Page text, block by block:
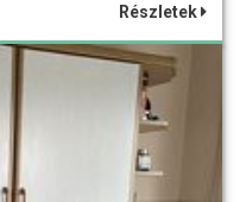
Részletek